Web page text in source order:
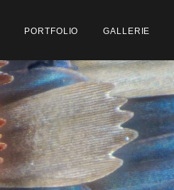
PORTFOLIO GALLERIE